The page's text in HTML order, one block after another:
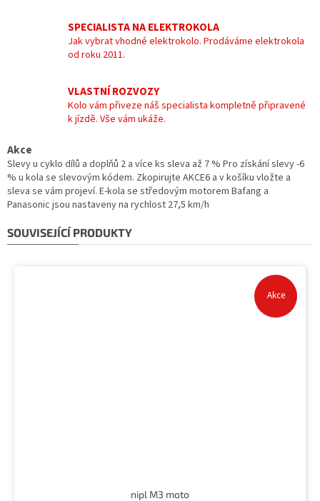
SPECIALISTA NA ELEKTROKOLA
Jak vybrat vhodné elektrokolo. Prodáváme elektrokola
od roku 2011.
VLASTNÍ ROZVOZY
Kolo vám přiveze náš specialista kompletně připravené
k jízdě. Vše vám ukáže.
Akce
Slevy u cyklo dílů a doplňů 2 a více ks sleva až 7 % Pro získání slevy -6
% u kola se slevovým kódem. Zkopirujte AKCE6 a v košíku vložte a
sleva se vám projeví. E-kola se středovým motorem Bafang a
Panasonic jsou nastaveny na rychlost 27,5 km/h
SOUVISEJÍCÍ PRODUKTY
Akce
nipl M3 moto